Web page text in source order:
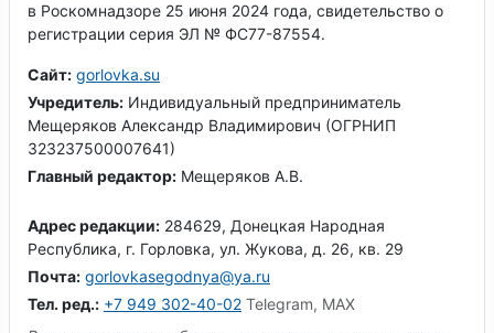
в Роскомнадзоре 25 июня 2024 года, свидетельство о
регистрации серия ЭЛ № ФС77-87554.
Сайт: gorlovka.su
Учредитель: Индивидуальный предприниматель
Мещеряков Александр Владимирович (ОГРНИП
323237500007641)
Главный редактор: Мещеряков А.В.
Адрес редакции: 284629, Донецкая Народная
Республика, г. Горловка, ул. Жукова, д. 26, кв. 29
Почта: gorlovkasegodnya@ya.ru
Тел. ред.: +7 949 302-40-02 Telegram, MAX